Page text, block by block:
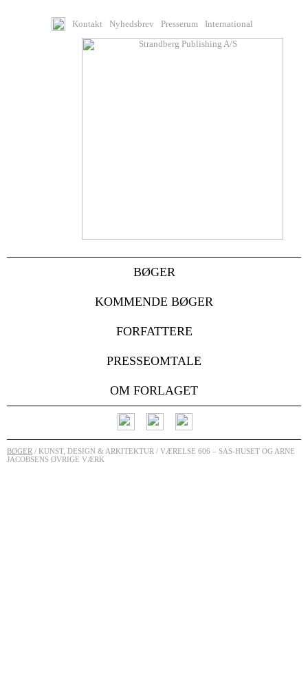
Kontakt Nyhedsbrev Presserum International
BØGER
KOMMENDE BØGER
FORFATTERE
PRESSEOMTALE
OM FORLAGET
BØGER / KUNST, DESIGN & ARKITEKTUR / VÆRELSE 606 – SAS-HUSET OG ARNE
JACOBSENS ØVRIGE VÆRK